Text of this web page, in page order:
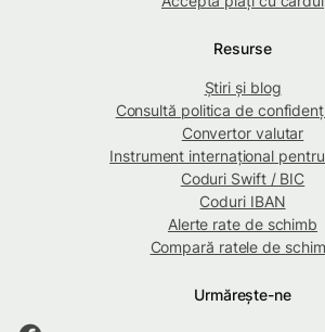
Resurse
Știri și blog
Consultă politica de
Convertor valutar
Instrument internațional
Coduri Swift / BIC
Coduri IBAN
Alerte rate de schimb
Compară ratele de
Urmărește-ne